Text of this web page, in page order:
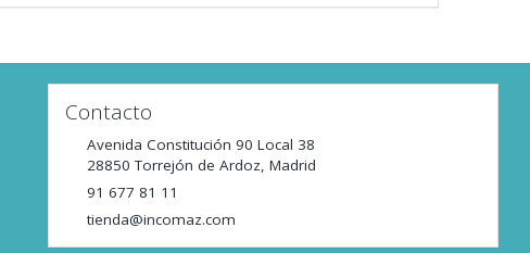
Contacto
Avenida Constitución 90 Local 38
28850 Torrejón de Ardoz, Madrid
91 677 81 11
tienda@incomaz.com